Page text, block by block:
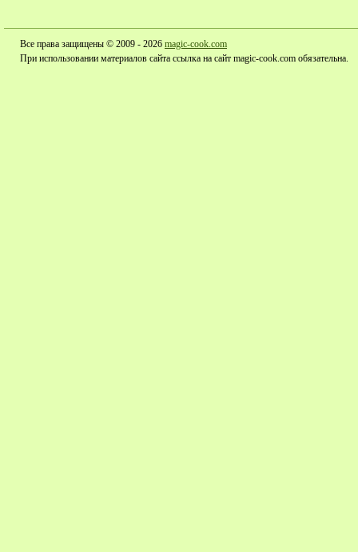
Все права защищены © 2009 - 2026 magic-cook.com
При использовании материалов сайта ссылка на сайт magic-cook.com обязательна.